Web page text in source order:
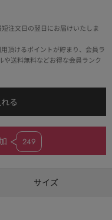
注文日の翌日にお届けいたしま
頂けるポイントが貯まり、会員ラ
や送料無料などお得な会員ランク
249
サイズ